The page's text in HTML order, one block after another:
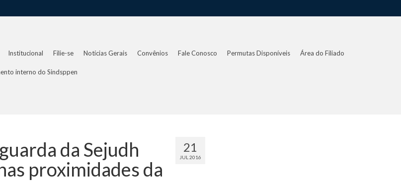
Institucional Filie-se Notícias Gerais Convênios Fale Conosco Permutas Disponíveis Área do Filiado
interno do Sindsppen
21
JUL 2016
da Sejudh
proximidades da